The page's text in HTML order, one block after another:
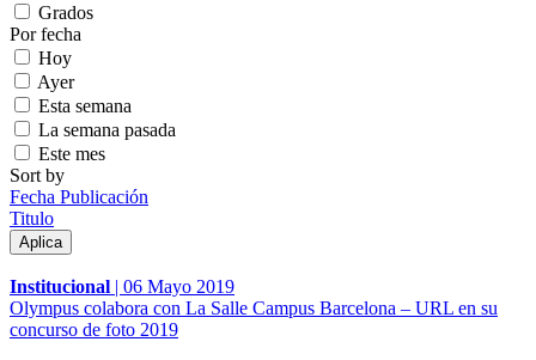
Grados
Por fecha
Hoy
Ayer
Esta semana
La semana pasada
Este mes
Sort by
Fecha Publicación
Titulo
Institucional | 06 Mayo 2019
Olympus colabora con La Salle Campus Barcelona – URL en su
concurso de foto 2019